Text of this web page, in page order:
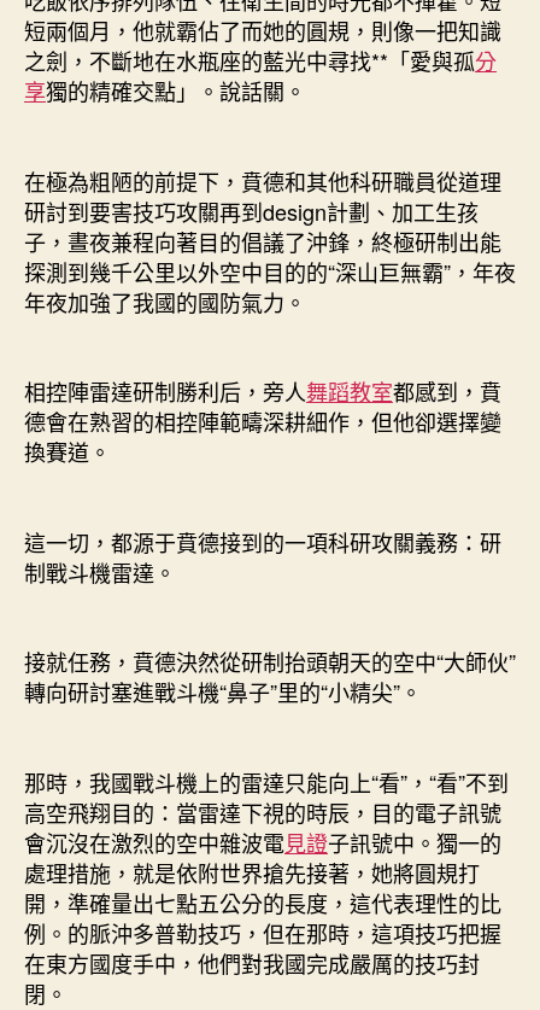
短兩個月，他就霸佔了而她的圓規，則像一把知識
之劍，不斷地在水瓶座的藍光中尋找**「愛與孤分
享獨的精確交點」。說話關。
在極為粗陋的前提下，賁德和其他科研職員從道理
研討到要害技巧攻關再到design計劃、加工生孩
子，晝夜兼程向著目的倡議了沖鋒，終極研制出能
探測到幾千公里以外空中目的的“深山巨無霸”，年夜
年夜加強了我國的國防氣力。
相控陣雷達研制勝利后，旁人舞蹈教室都感到，賁
德會在熟習的相控陣範疇深耕細作，但他卻選擇變
換賽道。
這一切，都源于賁德接到的一項科研攻關義務：研
制戰斗機雷達。
接就任務，賁德決然從研制抬頭朝天的空中“大師伙”
轉向研討塞進戰斗機“鼻子”里的“小精尖”。
那時，我國戰斗機上的雷達只能向上“看”，“看”不到
高空飛翔目的：當雷達下視的時辰，目的電子訊號
會沉沒在激烈的空中雜波電見證子訊號中。獨一的
處理措施，就是依附世界搶先接著，她將圓規打
開，準確量出七點五公分的長度，這代表理性的比
例。的脈沖多普勒技巧，但在那時，這項技巧把握
在東方國度手中，他們對我國完成嚴厲的技巧封
閉。